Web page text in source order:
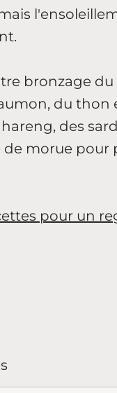
bronzage
du thon
des
de morue pour
pour un